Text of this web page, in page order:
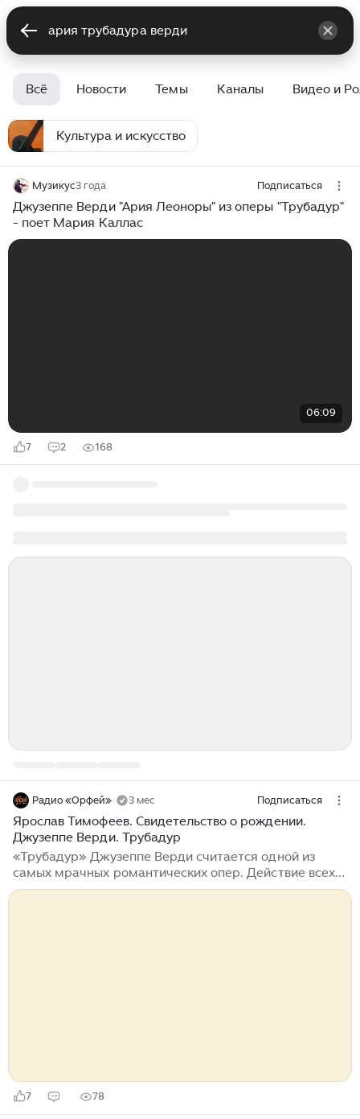
Всё Новости Темы Каналы Видео и
Культура и искусство
Музикус3 года Подписаться
Джузеппе Верди "Ария Леоноры" из оперы "Трубадур"
- поет Мария Каллас
06:09
7 2 168
Радио «Орфей» 3 мес Подписаться
Ярослав Тимофеев. Свидетельство о рождении.
Джузеппе Верди. Трубадур
«Трубадур» Джузеппе Верди считается одной из
самых мрачных романтических опер. Действие всех
восьми картин разворачивается ночью — редчайший
7 78